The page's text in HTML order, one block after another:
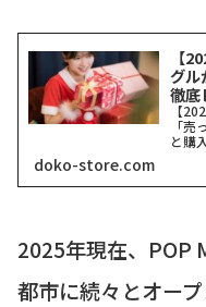
【
グル
徹底
【
「
と購
グ
の
ね？
doko-store.com
2025年現在、POP
都市に続々とオー